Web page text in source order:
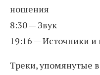
ношения
8:30 — Звук
19:16 — Источники
Треки, упомянутые